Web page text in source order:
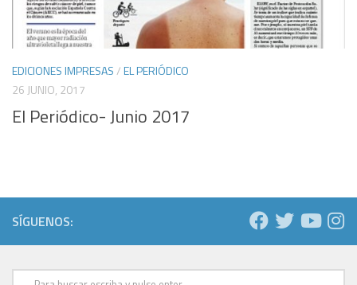
EDICIONES IMPRESAS/EL PERIÓDICO
26 JUNIO, 2017
El Periódico- Junio 2017
SÍGUENOS: